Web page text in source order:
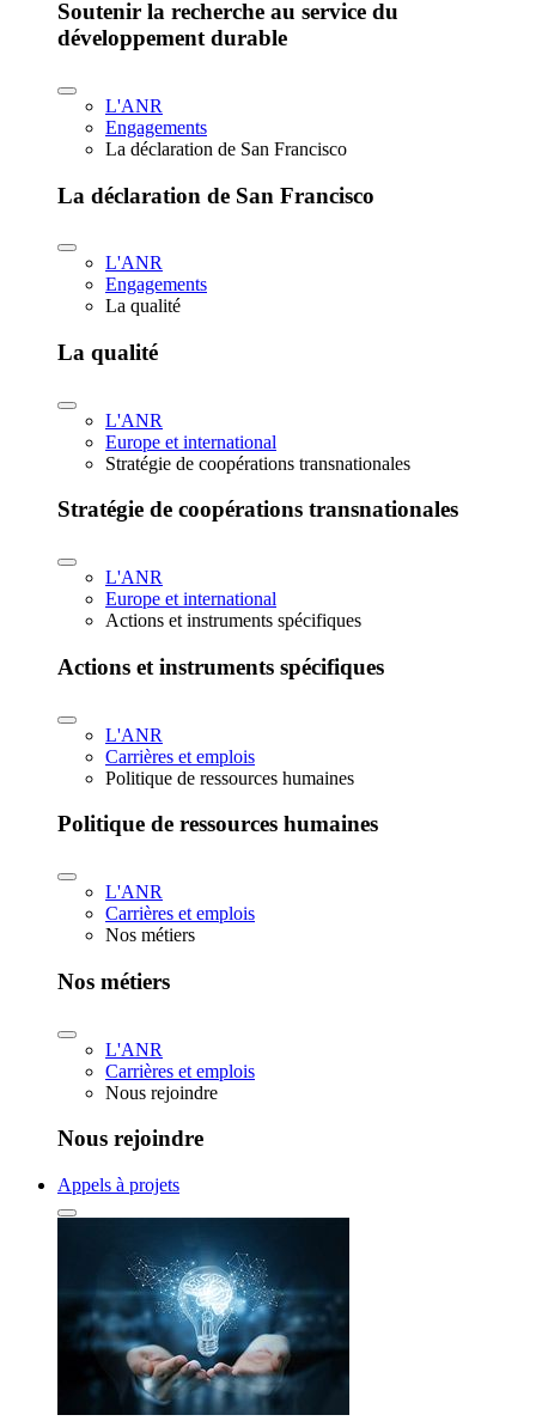
Soutenir la recherche au service du
développement durable
L'ANR
Engagements
La déclaration de San Francisco
La déclaration de San Francisco
L'ANR
Engagements
La qualité
La qualité
L'ANR
Europe et international
Stratégie de coopérations transnationales
Stratégie de coopérations transnationales
L'ANR
Europe et international
Actions et instruments spécifiques
Actions et instruments spécifiques
L'ANR
Carrières et emplois
Politique de ressources humaines
Politique de ressources humaines
L'ANR
Carrières et emplois
Nos métiers
Nos métiers
L'ANR
Carrières et emplois
Nous rejoindre
Nous rejoindre
Appels à projets